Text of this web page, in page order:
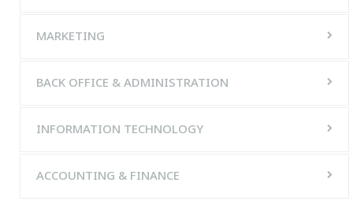
MARKETING
BACK OFFICE & ADMINISTRATION
INFORMATION TECHNOLOGY
ACCOUNTING & FINANCE